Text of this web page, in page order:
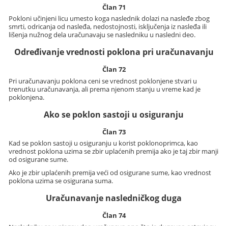
Član 71
Pokloni učinjeni licu umesto koga naslednik dolazi na nasleđe zbog
smrti, odricanja od nasleđa, nedostojnosti, isključenja iz nasleđa ili
lišenja nužnog dela uračunavaju se nasledniku u nasledni deo.
Određivanje vrednosti poklona pri uračunavanju
Član 72
Pri uračunavanju poklona ceni se vrednost poklonjene stvari u
trenutku uračunavanja, ali prema njenom stanju u vreme kad je
poklonjena.
Ako se poklon sastoji u osiguranju
Član 73
Kad se poklon sastoji u osiguranju u korist poklonoprimca, kao
vrednost poklona uzima se zbir uplaćenih premija ako je taj zbir manji
od osigurane sume.
Ako je zbir uplaćenih premija veći od osigurane sume, kao vrednost
poklona uzima se osigurana suma.
Uračunavanje nasledničkog duga
Član 74